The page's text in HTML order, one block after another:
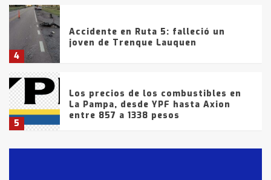
4
Accidente en Ruta 5: falleció un
joven de Trenque Lauquen
5
Los precios de los combustibles en
La Pampa, desde YPF hasta Axion
entre 857 a 1338 pesos